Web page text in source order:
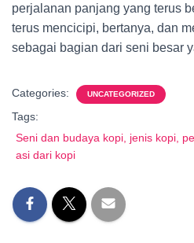
perjalanan panjang yang terus
terus mencicipi, bertanya, dan
sebagai bagian dari seni besar
Categories: UNCATEGORIZED
Tags:
Seni dan budaya kopi, jenis kopi,
asi dari kopi